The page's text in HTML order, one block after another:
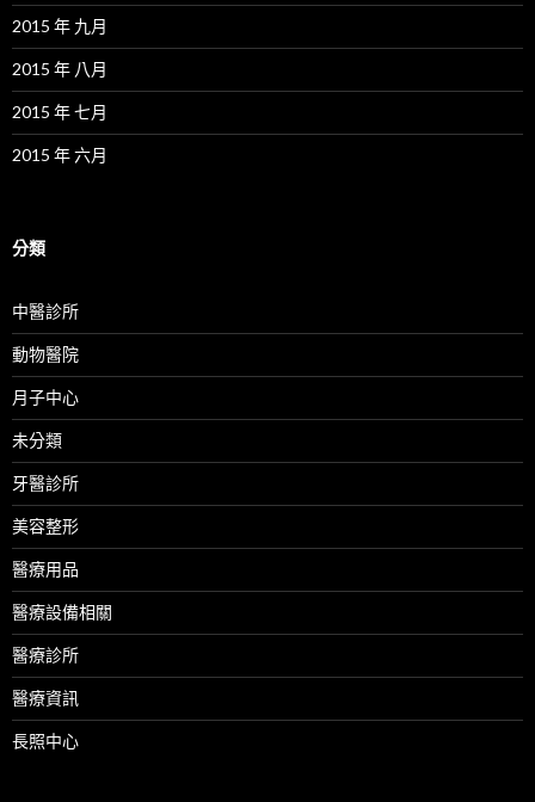
2015 年 九月
2015 年 八月
2015 年 七月
2015 年 六月
分類
中醫診所
動物醫院
月子中心
未分類
牙醫診所
美容整形
醫療用品
醫療設備相關
醫療診所
醫療資訊
長照中心